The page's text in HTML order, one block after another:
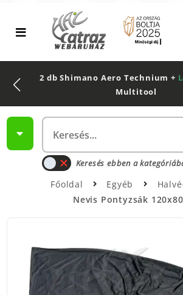
2 db Shimano Aero Technium +
Multitool
Keresés ebben a
Főoldal Egyéb
Nevis Pontyzsák